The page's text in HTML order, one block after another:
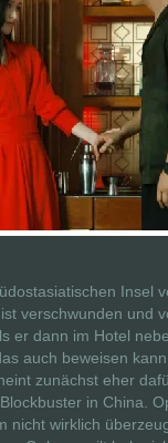
Insel
verschwunden und
er dann im Hotel
auch beweisen
zunächst eher
in China.
nicht wirklich